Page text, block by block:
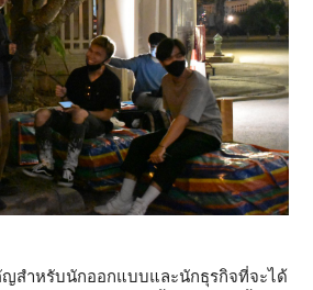
ญสำหรับนักออกแบบและนักธุรกิจที่จะได้